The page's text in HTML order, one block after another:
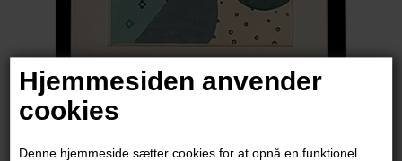
Hjemmesiden anvender
cookies
Denne hjemmeside sætter cookies for at opnå en funktionel
Janna Espenhain